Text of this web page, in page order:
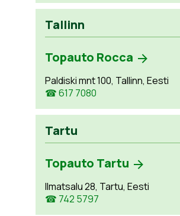
Tallinn
Topauto Rocca
Paldiski mnt 100, Tallinn, Eesti
☎ 617 7080
Tartu
Topauto Tartu
Ilmatsalu 28, Tartu, Eesti
☎ 742 5797